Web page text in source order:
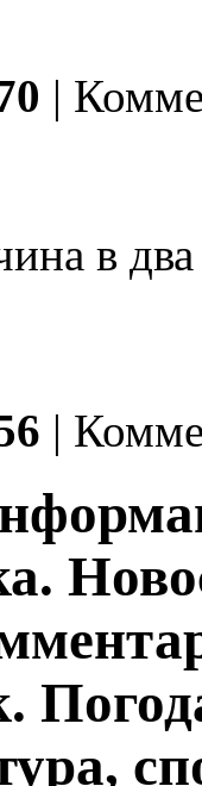
|
в два
|